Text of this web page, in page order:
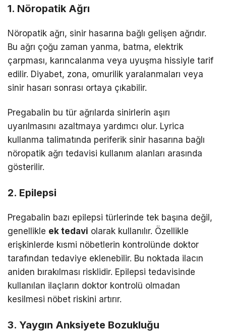
1. Nöropatik Ağrı
Nöropatik ağrı, sinir hasarına bağlı gelişen ağrıdır.
Bu ağrı çoğu zaman yanma, batma, elektrik
çarpması, karıncalanma veya uyuşma hissiyle tarif
edilir. Diyabet, zona, omurilik yaralanmaları veya
sinir hasarı sonrası ortaya çıkabilir.
Pregabalin bu tür ağrılarda sinirlerin aşırı
uyarılmasını azaltmaya yardımcı olur. Lyrica
kullanma talimatında periferik sinir hasarına bağlı
nöropatik ağrı tedavisi kullanım alanları arasında
gösterilir.
2. Epilepsi
Pregabalin bazı epilepsi türlerinde tek başına değil,
genellikle ek tedavi olarak kullanılır. Özellikle
erişkinlerde kısmi nöbetlerin kontrolünde doktor
tarafından tedaviye eklenebilir. Bu noktada ilacın
aniden bırakılması risklidir. Epilepsi tedavisinde
kullanılan ilaçların doktor kontrolü olmadan
kesilmesi nöbet riskini artırır.
3. Yaygın Anksiyete Bozukluğu